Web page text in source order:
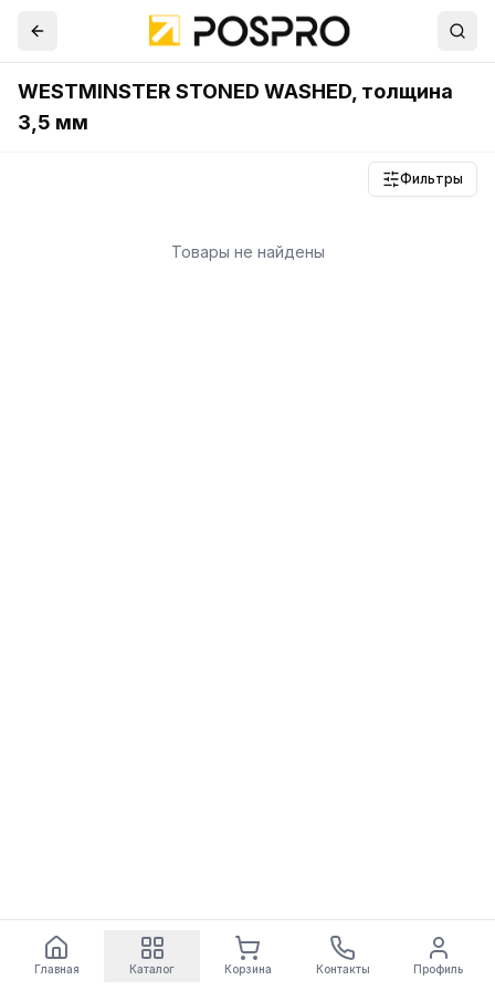
WESTMINSTER STONED WASHED, толщина
3,5 мм
Фильтры
Товары не найдены
Главная Каталог Корзина Контакты Профиль